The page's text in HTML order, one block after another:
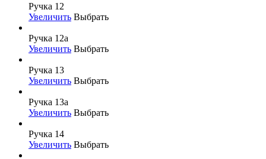
Ручка 12
Увеличить Выбрать
Ручка 12а
Увеличить Выбрать
Ручка 13
Увеличить Выбрать
Ручка 13а
Увеличить Выбрать
Ручка 14
Увеличить Выбрать